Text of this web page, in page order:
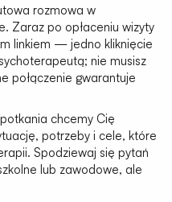
rozmowa w
Zaraz po opłaceniu wizyty
linkiem — jedno kliknięcie
nie musisz
połączenie gwarantuje
chcemy Cię
potrzeby i cele, które
Spodziewaj się pytań
lub zawodowe, ale